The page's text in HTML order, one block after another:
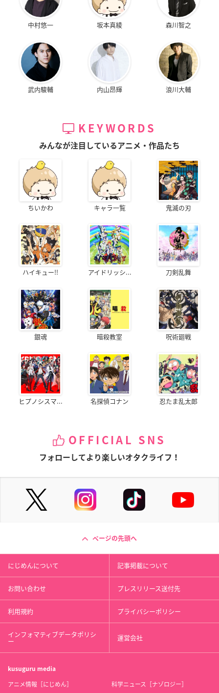
中村悠一 坂本真綾 森川智之
武内駿輔 内山昂輝 浪川大輔
KEYWORDS
みんなが注目しているアニメ・作品たち
ちいかわ キャラ一覧 鬼滅の刃
ハイキュー!! アイドリッシ... 刀剣乱舞
銀魂 暗殺教室 呪術廻戦
ヒプノシスマ... 名探偵コナン 忍たま乱太郎
OFFICIAL SNS
フォローしてより楽しいオタクライフ！
ページの先頭へ
にじめんについて 記事掲載について
お問い合わせ プレスリリース送付先
利用規約 プライバシーポリシー
インフォマティブデータポリシ
ー 運営会社
kusuguru media
アニメ情報［にじめん］
科学ニュース［ナゾロジー］